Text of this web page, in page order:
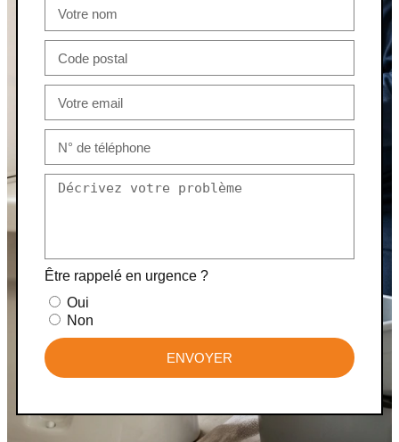
Être rappelé en urgence ?
Oui
Non
ENVOYER